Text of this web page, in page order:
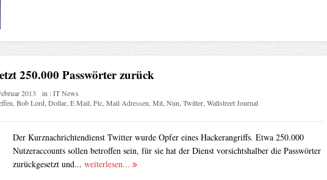
250.000 Passwörter zurück
2013 in :IT News
Bob Lord, Dollar, E Mail, Ftc, Mail Adressen Mit, Nun Twitter, Wallstreet Journal
Der Kurznachrichtendienst Twitter wurde Opfer eines Hackerangriffs. Etwa 250.000
Nutzeraccounts sollen betroffen sein, für sie hat der Dienst vorsichtshalber die Passwörter
zurückgesetzt und... weiterlesen...